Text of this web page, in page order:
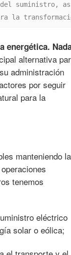
del suministro,
la
energética.
alternativa
administración
por seguir
para la
manteniendo la
tenemos
eléctrico
solar o eólica;